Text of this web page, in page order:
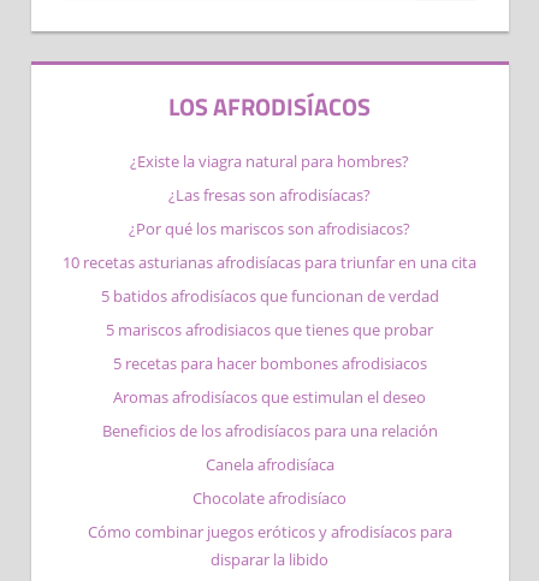
LOS AFRODISÍACOS
¿Existe la viagra natural para hombres?
¿Las fresas son afrodisíacas?
¿Por qué los mariscos son afrodisiacos​?
10 recetas asturianas afrodisíacas para triunfar en una cita
5 batidos afrodisíacos que funcionan de verdad
5 mariscos afrodisiacos que tienes que probar
5 recetas para hacer bombones afrodisiacos
Aromas afrodisíacos que estimulan el deseo
Beneficios de los afrodisíacos para una relación
Canela afrodisíaca
Chocolate afrodisíaco
Cómo combinar juegos eróticos y afrodisíacos para
disparar la libido